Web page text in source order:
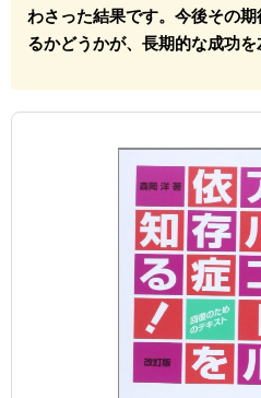
わさった結果です。今後その
るかどうかが、長期的な成功を